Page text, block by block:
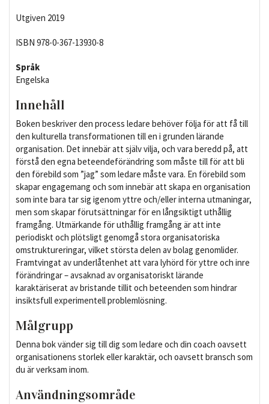
Utgiven 2019
ISBN 978-0-367-13930-8
Språk
Engelska
Innehåll
Boken beskriver den process ledare behöver följa för att få till
den kulturella transformationen till en i grunden lärande
organisation. Det innebär att själv vilja, och vara beredd på, att
förstå den egna beteendeförändring som måste till för att bli
den förebild som ”jag” som ledare måste vara. En förebild som
skapar engagemang och som innebär att skapa en organisation
som inte bara tar sig igenom yttre och/eller interna utmaningar,
men som skapar förutsättningar för en långsiktigt uthållig
framgång. Utmärkande för uthållig framgång är att inte
periodiskt och plötsligt genomgå stora organisatoriska
omstruktureringar, vilket största delen av bolag genomlider.
Framtvingat av underlåtenhet att vara lyhörd för yttre och inre
förändringar – avsaknad av organisatoriskt lärande
karaktäriserat av bristande tillit och beteenden som hindrar
insiktsfull experimentell problemlösning.
Målgrupp
Denna bok vänder sig till dig som ledare och din coach oavsett
organisationens storlek eller karaktär, och oavsett bransch som
du är verksam inom.
Användningsområde